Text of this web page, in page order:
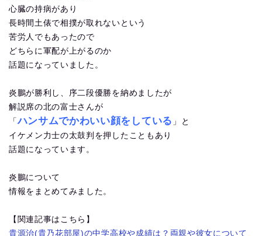
心臓の持病があり
長時間土俵で相撲が取れないという
苦労人でもあったので
どちらに軍配が上がるのか
話題になっていました。
炎鵬が勝利し、序二段優勝を納めましたが
解説席の北の富士さんが
「ハンサムでかわいい顔をしている 」と
イケメン力士の太鼓判を押したこともあり
話題になっています。
炎鵬について
情報をまとめてみました。
【関連記事はこちら】
貴源治(貴乃花部屋)の中学高校や成績は？両親や彼女について